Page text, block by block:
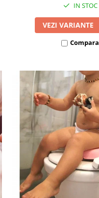
IN STOC
VEZI VARIANTE
Compara